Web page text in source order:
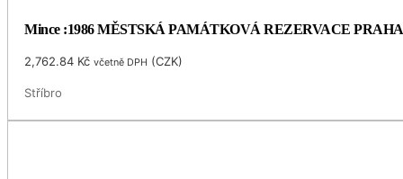
Mince :1986 MĚSTSKÁ PAMÁTKOVÁ REZERVACE PRAHA
2,762.84 Kč včetně DPH (CZK)
Stříbro